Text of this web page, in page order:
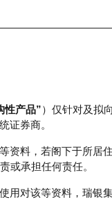
性产品”）仅针对及拟向
证券商。
资料，若阁下于所居
或承担任何责任。
用对该等资料，瑞银